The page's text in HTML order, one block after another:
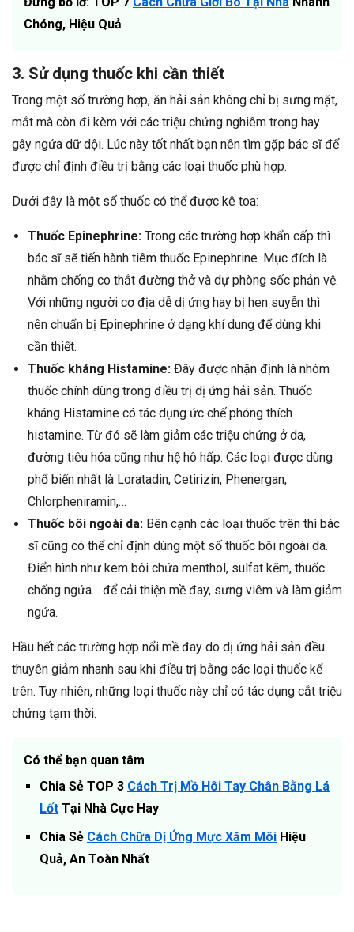
Chóng, Hiệu Quả
3. Sử dụng thuốc khi cần thiết
Trong một số trường hợp, ăn hải sản không chỉ bị sưng mặt,
mắt mà còn đi kèm với các triệu chứng nghiêm trọng hay
gây ngứa dữ dội. Lúc này tốt nhất bạn nên tìm gặp bác sĩ để
được chỉ định điều trị bằng các loại thuốc phù hợp.
Dưới đây là một số thuốc có thể được kê toa:
Thuốc Epinephrine: Trong các trường hợp khẩn cấp thì
bác sĩ sẽ tiến hành tiêm thuốc Epinephrine. Mục đích là
nhằm chống co thắt đường thở và dự phòng sốc phản vệ.
Với những người cơ địa dễ dị ứng hay bị hen suyễn thì
nên chuẩn bị Epinephrine ở dạng khí dung để dùng khi
cần thiết.
Thuốc kháng Histamine: Đây được nhận định là nhóm
thuốc chính dùng trong điều trị dị ứng hải sản. Thuốc
kháng Histamine có tác dụng ức chế phóng thích
histamine. Từ đó sẽ làm giảm các triệu chứng ở da,
đường tiêu hóa cũng như hệ hô hấp. Các loại được dùng
phổ biến nhất là Loratadin, Cetirizin, Phenergan,
Chlorpheniramin,…
Thuốc bôi ngoài da: Bên cạnh các loại thuốc trên thì bác
sĩ cũng có thể chỉ định dùng một số thuốc bôi ngoài da.
Điển hình như kem bôi chứa menthol, sulfat kẽm, thuốc
chống ngứa… để cải thiện mề đay, sưng viêm và làm giảm
ngứa.
Hầu hết các trường hợp nổi mề đay do dị ứng hải sản đều
thuyên giảm nhanh sau khi điều trị bằng các loại thuốc kể
trên. Tuy nhiên, những loại thuốc này chỉ có tác dụng cắt triệu
chứng tạm thời.
Có thể bạn quan tâm
Chia Sẻ TOP 3 Cách Trị Mồ Hôi Tay Chân Bằng Lá
Lốt Tại Nhà Cực Hay
Chia Sẻ Cách Chữa Dị Ứng Mực Xăm Môi Hiệu
Quả, An Toàn Nhất